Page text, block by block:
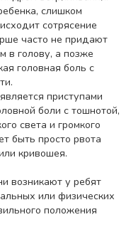
слишком
сотрясение
часто не придают
в голову, а позже
головная боль с
приступами
боли с тошнотой,
света и громкого
быть просто рвота
кривошея.
возникают у ребят
или физических
положения